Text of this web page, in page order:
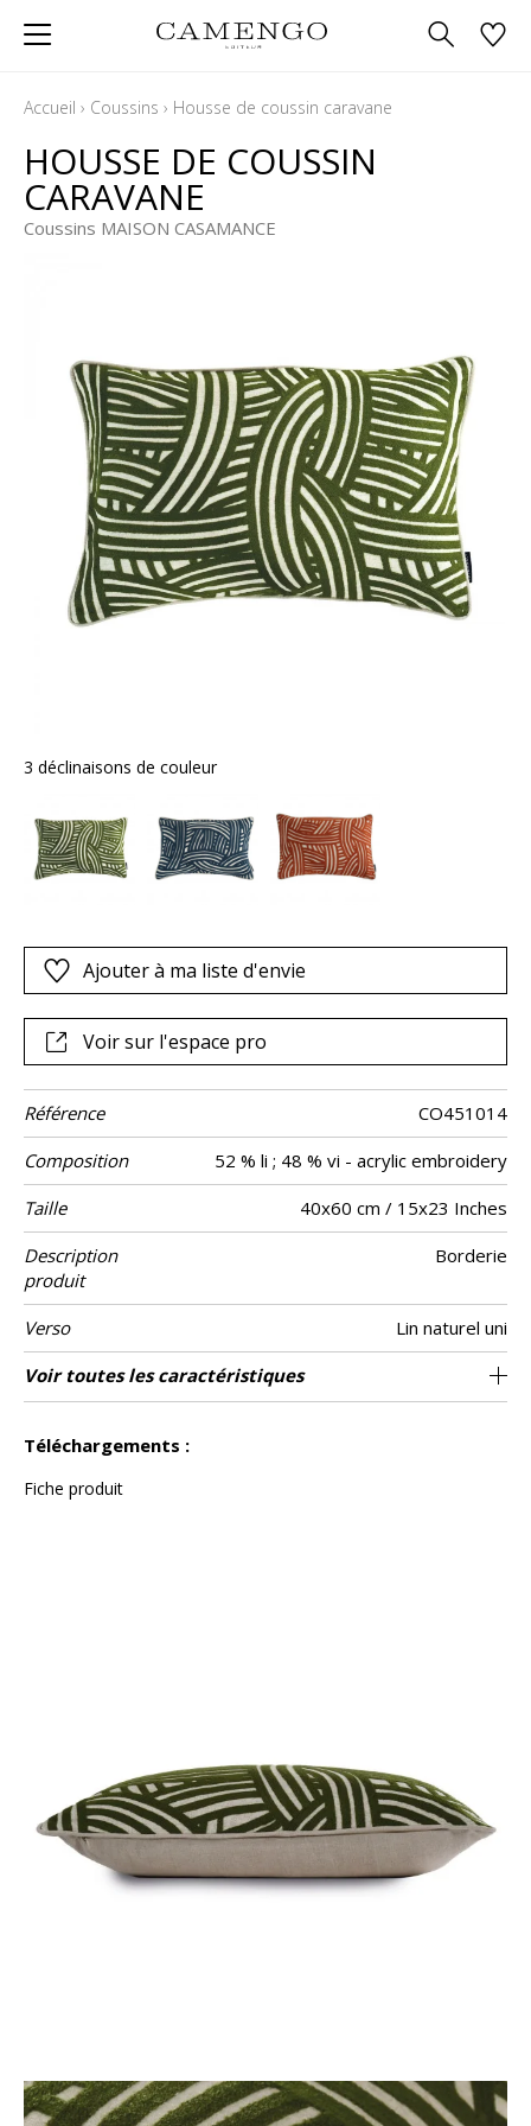
Accueil › Coussins › Housse de coussin caravane
HOUSSE DE COUSSIN
CARAVANE
Coussins MAISON CASAMANCE
3 déclinaisons de couleur
Ajouter à ma liste d'envie
Voir sur l'espace pro
Référence
CO451014
Composition
52 % li ; 48 % vi - acrylic embroidery
Taille
40x60 cm / 15x23 Inches
Description
produit
Borderie
Verso
Lin naturel uni
Finition
Passepoil
Fermeture Zippee invisible
Entretien
Pays d'origine Tunisie
Voir toutes les caractéristiques
Téléchargements :
Fiche produit